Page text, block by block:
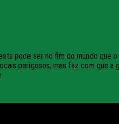
pode ser no fim do mundo
perigosos, mas faz com que